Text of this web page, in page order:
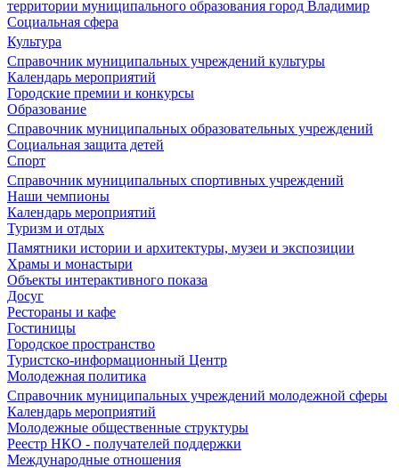
территории муниципального образования город Владимир
Социальная сфера
Культура
Справочник муниципальных учреждений культуры
Календарь мероприятий
Городские премии и конкурсы
Образование
Справочник муниципальных образовательных учреждений
Социальная защита детей
Спорт
Справочник муниципальных спортивных учреждений
Наши чемпионы
Календарь мероприятий
Туризм и отдых
Памятники истории и архитектуры, музеи и экспозиции
Храмы и монастыри
Объекты интерактивного показа
Досуг
Рестораны и кафе
Гостиницы
Городское пространство
Туристско-информационный Центр
Молодежная политика
Справочник муниципальных учреждений молодежной сферы
Календарь мероприятий
Молодежные общественные структуры
Реестр НКО - получателей поддержки
Международные отношения